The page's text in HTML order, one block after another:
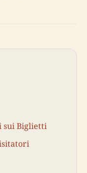
sui Biglietti